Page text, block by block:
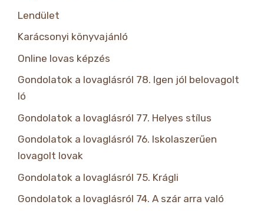
Lendület
Karácsonyi könyvajánló
Online lovas képzés
Gondolatok a lovaglásról 78. Igen jól belovagolt
ló
Gondolatok a lovaglásról 77. Helyes stílus
Gondolatok a lovaglásról 76. Iskolaszerűen
lovagolt lovak
Gondolatok a lovaglásról 75. Krágli
Gondolatok a lovaglásról 74. A szár arra való